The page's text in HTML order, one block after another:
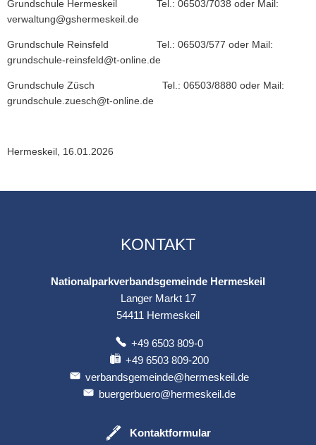
Grundschule Hermeskeil Tel.: 06503/7038 oder Mail:
verwaltung@gshermeskeil.de
Grundschule Reinsfeld Tel.: 06503/577 oder Mail:
grundschule-reinsfeld@t-online.de
Grundschule Züsch Tel.: 06503/8880 oder Mail:
grundschule.zuesch@t-online.de
Hermeskeil, 16.01.2026
KONTAKT
Nationalparkverbandsgemeinde Hermeskeil
Langer Markt 17
54411 Hermeskeil
+49 6503 809-0
+49 6503 809-200
verbandsgemeinde@hermeskeil.de
buergerbuero@hermeskeil.de
Kontaktformular